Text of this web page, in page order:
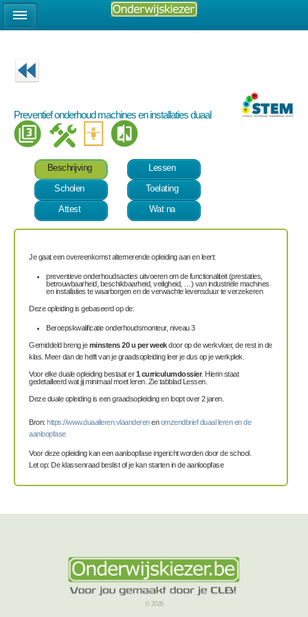
Preventief onderhoud machines en installaties duaal
Beschrijving
Lessen
Scholen
Toelating
Attest
Wat na
Je gaat een overeenkomst alternerende opleiding aan en leert:
preventieve onderhoudsacties uitvoeren om de functionaliteit (prestaties,
betrouwbaarheid, beschikbaarheid, veiligheid, …) van industriële machines
en installaties te waarborgen en de verwachte levensduur te verzekeren
Deze opleiding is gebaseerd op de:
Beroepskwalificatie onderhoudsmonteur, niveau 3
Gemiddeld breng jeminstens 20 u per week door op de werkvloer, de rest in de
klas. Meer dan de helft van je graadsopleiding leer je dus op je werkplek.
Voor elke duale opleiding bestaat er1 curriculumdossier. Hierin staat
gedetailleerd wat jij minimaal moet leren. Zie tabblad Lessen.
Deze duale opleiding is een graadsopleiding en loopt over 2 jaren.
Bron: https://www.duaalleren.vlaanderenenomzendbrief duaal leren en de
aanloopfase
Voor deze opleiding kan een aanloopfase ingericht worden door de school.
Let op: De klassenraad beslist of je kan starten in de aanloopfase
© 2026